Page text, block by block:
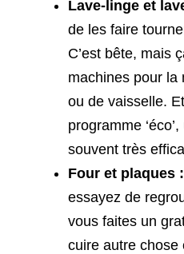
Lave-linge et
de les faire
C’est bête, mais
machines pour la
ou de vaisselle.
programme
souvent très
Four et plaques :
essayez de
vous faites un
cuire autre chose